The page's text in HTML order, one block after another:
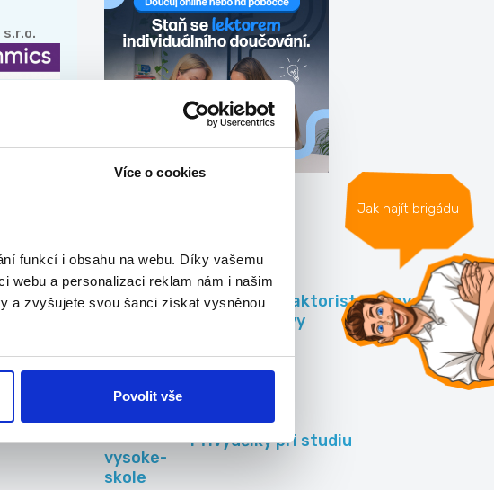
Více o cookies
funkcí i obsahu na webu. Díky vašemu
webu a personalizaci reklam nám i našim
a zvyšujete svou šanci získat vysněnou
Povolit vše
Jak najít brigádu
Rozhovor: Traktorista z povolání u
Povodí Moravy
Přivýdělky při studiu